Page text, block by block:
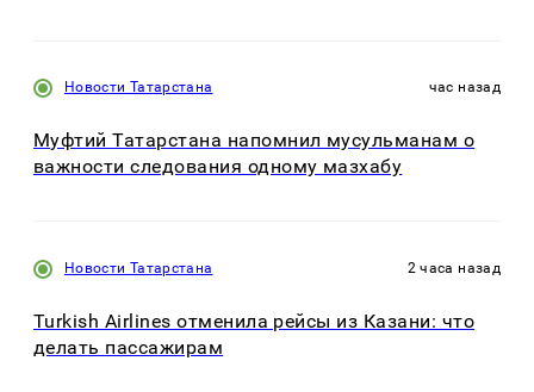
Новости Татарстана час назад
Муфтий Татарстана напомнил мусульманам о
важности следования одному мазхабу
Новости Татарстана 2 часа назад
Turkish Airlines отменила рейсы из Казани: что
делать пассажирам